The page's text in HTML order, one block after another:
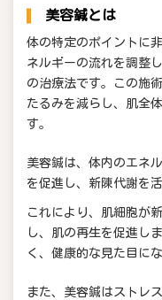
美容鍼とは
体の特定のポイントに
ネルギーの流れを調整
の治療法です。この施
たるみを減らし、肌全
す。
美容鍼は、体内のエネ
を促進し、新陳代謝を
これにより、肌細胞が
し、肌の再生を促進し
く、健康的な見た目にな
また、美容鍼はストレ